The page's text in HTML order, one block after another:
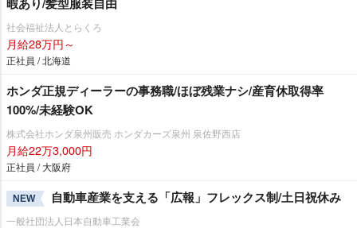
社会福祉法人とらくろ
月給28万円～
正社員 / 北海道
ホンダ正規ディーラーの事務職/ほぼ残業ナシ/産育休取得率
100%/未経験OK
株式会社ホンダ泉州販売 ホンダカーズ泉州 泉佐野西店
月給22万3,000円
正社員 / 大阪府
NEW 自動車産業を支える「広報」フレックス制/土日祝休み
一般社団法人日本自動車工業会